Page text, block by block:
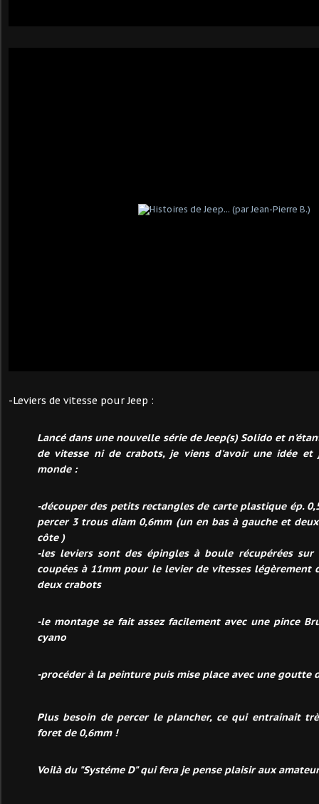
-Leviers de vitesse pour Jeep :
Lancé dans une nouvelle série de Jeep(s) Solido et
de vitesse ni de crabots, je viens d'avoir une idée
monde :
-découper des petits rectangles de carte plastique ép.
percer 3 trous diam 0,6mm (un en bas à gauche et
côte )
-les leviers sont des épingles à boule récupérées sur
coupées à 11mm pour le levier de vitesses légèrement
deux crabots
-le montage se fait assez facilement avec une pince
cyano
-procéder à la peinture puis mise place avec une goutte
Plus besoin de percer le plancher, ce qui entrainait
foret de 0,6mm !
Voilà du "Systéme D" qui fera je pense plaisir aux